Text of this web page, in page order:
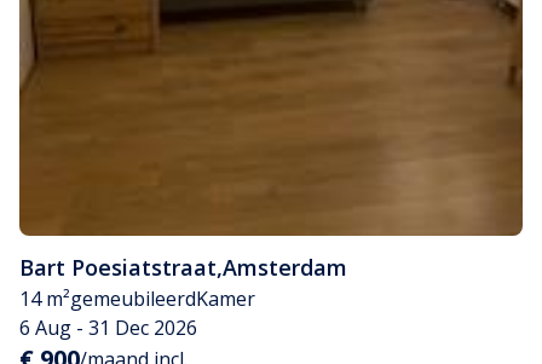
Bart Poesiatstraat,Amsterdam
14 m²gemeubileerdKamer
6 Aug - 31 Dec 2026
/maand incl.